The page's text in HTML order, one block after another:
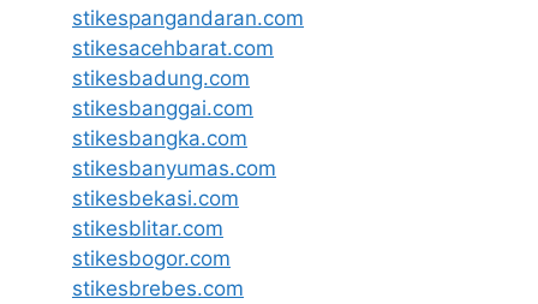
stikespangandaran.com
stikesacehbarat.com
stikesbadung.com
stikesbanggai.com
stikesbangka.com
stikesbanyumas.com
stikesbekasi.com
stikesblitar.com
stikesbogor.com
stikesbrebes.com